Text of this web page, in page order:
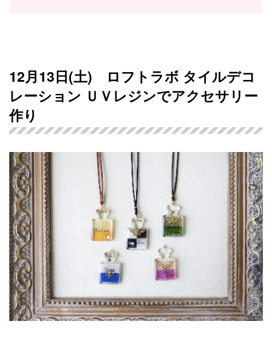
12月13日(土) ロフトラボ タイルデコ
レーション ＵＶレジンでアクセサリー
作り